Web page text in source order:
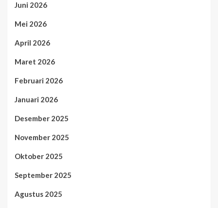
Juni 2026
Mei 2026
April 2026
Maret 2026
Februari 2026
Januari 2026
Desember 2025
November 2025
Oktober 2025
September 2025
Agustus 2025